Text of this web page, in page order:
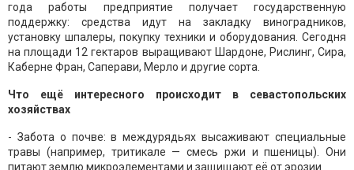
года работы предприятие получает государственную
поддержку: средства идут на закладку виноградников,
установку шпалеры, покупку техники и оборудования. Сегодня
на площади 12 гектаров выращивают Шардоне, Рислинг, Сира,
Каберне Фран, Саперави, Мерло и другие сорта.
Что ещё интересного происходит в севастопольских
хозяйствах
- Забота о почве: в междурядьях высаживают специальные
травы (например, тритикале — смесь ржи и пшеницы). Они
питают землю микроэлементами и защищают её от эрозии.